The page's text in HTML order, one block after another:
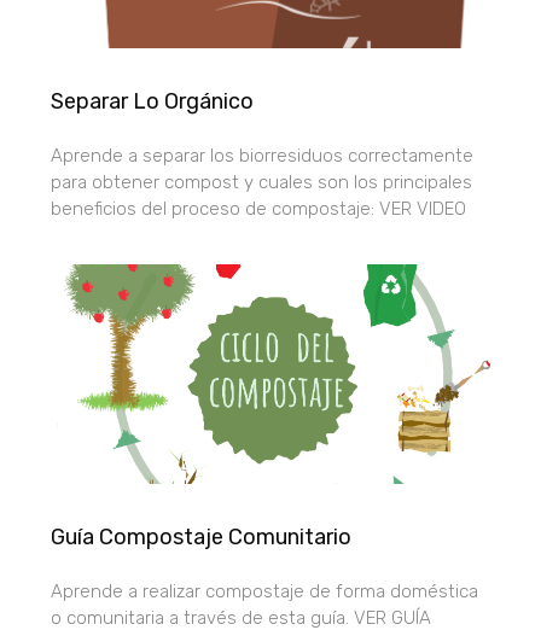
Separar Lo Orgánico
Aprende a separar los biorresiduos correctamente
para obtener compost y cuales son los principales
beneficios del proceso de compostaje: VER VIDEO
Guía Compostaje Comunitario
Aprende a realizar compostaje de forma doméstica
o comunitaria a través de esta guía. VER GUÍA
Portal de Belén realizado por alumnos y profesores de
del Ies Ojos del Guadiana de Daimiel con residuos y
material reciclable 100%.